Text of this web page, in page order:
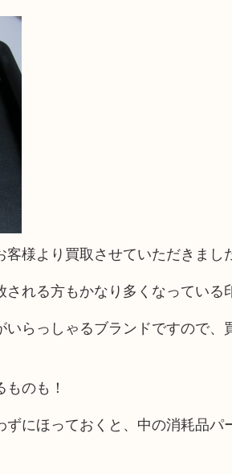
様より買取させていただきまし
れる方もかなり多くなっている
らっしゃるブランドですので
のも！
にほっておくと、中の消耗品